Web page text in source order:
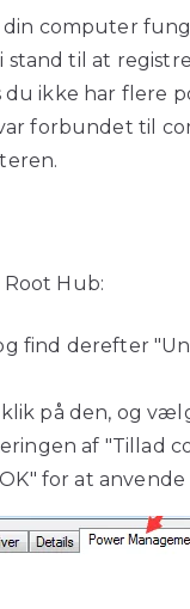
computer
til at
ikke har flere
forbundet til
Hub:
find derefter
på den, og
af ​​"Tillad
for at